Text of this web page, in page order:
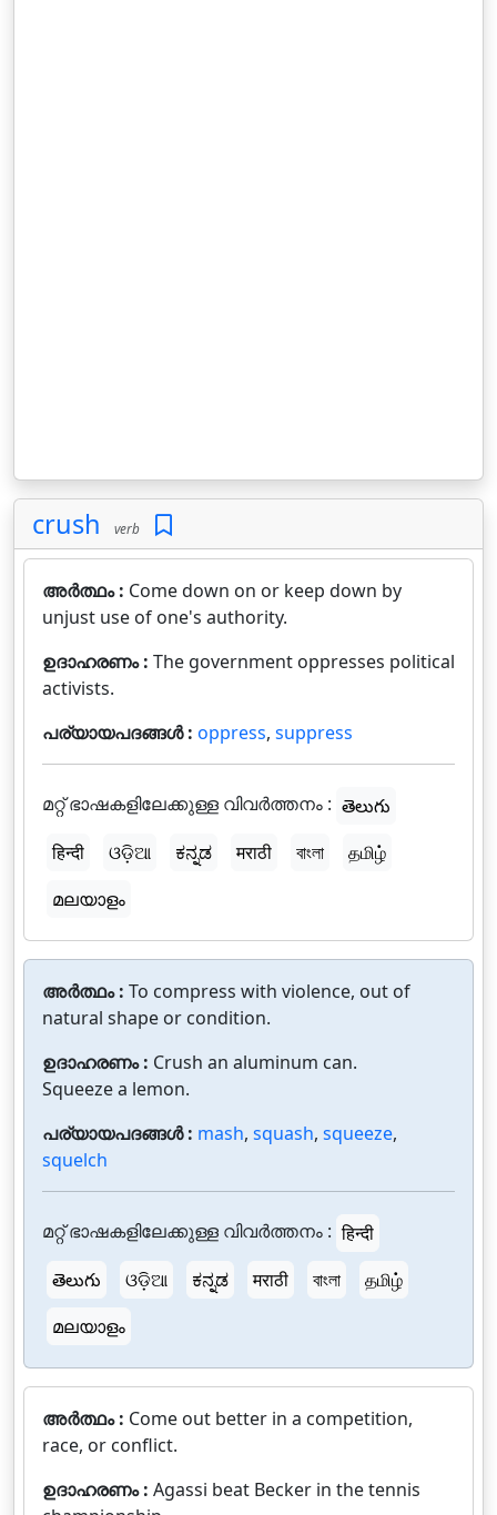
crush verb
അർത്ഥം : Come down on or keep down by
unjust use of one's authority.
ഉദാഹരണം : The government oppresses political
activists.
പര്യായപദങ്ങൾ : oppress, suppress
മറ്റ് ഭാഷകളിലേക്കുള്ള വിവർത്തനം : తెలుగు
हिन्दी
ଓଡ଼ିଆ ಕನ್ನಡ मराठी বাংলা
தமிழ்
മലയാളം
അർത്ഥം : To compress with violence, out of
natural shape or condition.
ഉദാഹരണം : Crush an aluminum can.
Squeeze a lemon.
പര്യായപദങ്ങൾ : mash, squash, squeeze,
squelch
മറ്റ് ഭാഷകളിലേക്കുള്ള വിവർത്തനം : हिन्दी
తెలుగు
ଓଡ଼ିଆ ಕನ್ನಡ मराठी বাংলা
தமிழ்
മലയാളം
അർത്ഥം : Come out better in a competition,
race, or conflict.
ഉദാഹരണം : Agassi beat Becker in the tennis